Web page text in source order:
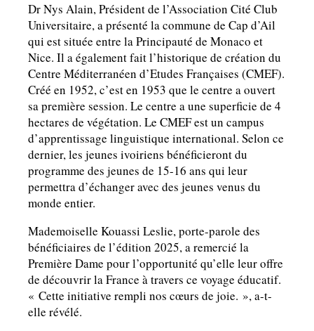
Dr Nys Alain, Président de l’Association Cité Club
Universitaire, a présenté la commune de Cap d’Ail
qui est située entre la Principauté de Monaco et
Nice. Il a également fait l’historique de création du
Centre Méditerranéen d’Etudes Françaises (CMEF).
Créé en 1952, c’est en 1953 que le centre a ouvert
sa première session. Le centre a une superficie de 4
hectares de végétation. Le CMEF est un campus
d’apprentissage linguistique international. Selon ce
dernier, les jeunes ivoiriens bénéficieront du
programme des jeunes de 15-16 ans qui leur
permettra d’échanger avec des jeunes venus du
monde entier.
Mademoiselle Kouassi Leslie, porte-parole des
bénéficiaires de l’édition 2025, a remercié la
Première Dame pour l’opportunité qu’elle leur offre
de découvrir la France à travers ce voyage éducatif.
« Cette initiative rempli nos cœurs de joie. », a-t-
elle révélé.